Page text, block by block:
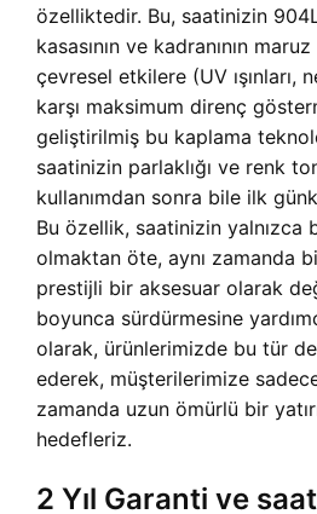
özelliktedir. Bu, saatinizin
kasasının ve kadranının
çevresel etkilere (UV ışınları,
karşı maksimum direnç
geliştirilmiş bu kaplama
saatinizin parlaklığı ve renk
kullanımdan sonra bile ilk
Bu özellik, saatinizin yalnızca
olmaktan öte, aynı zamanda
prestijli bir aksesuar olarak
boyunca sürdürmesine
olarak, ürünlerimizde bu tür
ederek, müşterilerimize
zamanda uzun ömürlü bir
hedefleriz.
2 Yıl Garanti ve